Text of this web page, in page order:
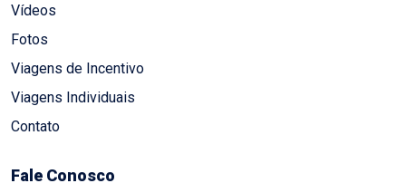
Vídeos
Fotos
Viagens de Incentivo
Viagens Individuais
Contato
Fale Conosco